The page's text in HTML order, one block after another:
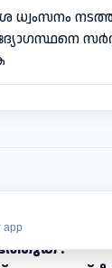
app
ധ്വംസനം
2005
: